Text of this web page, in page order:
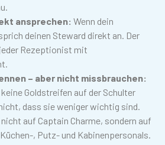
ansprechen: Wenn dein
deinen Steward direkt an. Der
Rezeptionist mit
– aber nicht missbrauchen:
Goldstreifen auf der Schulter
dass sie weniger wichtig sind.
auf Captain Charme, sondern auf
, Putz- und Kabinenpersonals.